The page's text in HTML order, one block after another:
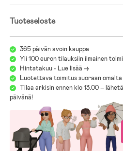
Tuoteseloste
365 päivän avoin kauppa
Yli 100 euron tilauksiin ilmainen
Hintatakuu - Lue lisää ->
Luotettava toimitus suoraan
Tilaa arkisin ennen klo 13.00 –
päivänä!